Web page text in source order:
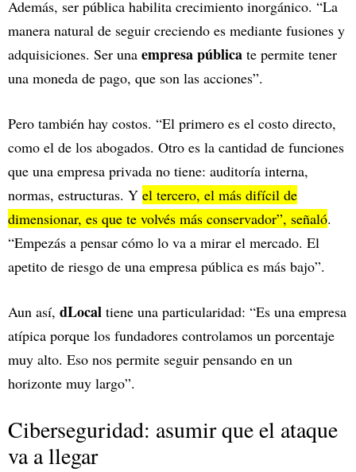
Además, ser pública habilita crecimiento inorgánico. “La
manera natural de seguir creciendo es mediante fusiones y
adquisiciones. Ser una empresa pública te permite tener
una moneda de pago, que son las acciones”.
Pero también hay costos. “El primero es el costo directo,
como el de los abogados. Otro es la cantidad de funciones
que una empresa privada no tiene: auditoría interna,
normas, estructuras. Y el tercero, el más difícil de
dimensionar, es que te volvés más conservador”, señaló.
“Empezás a pensar cómo lo va a mirar el mercado. El
apetito de riesgo de una empresa pública es más bajo”.
Aun así, dLocal tiene una particularidad: “Es una empresa
atípica porque los fundadores controlamos un porcentaje
muy alto. Eso nos permite seguir pensando en un
horizonte muy largo”.
Ciberseguridad: asumir que el ataque
va a llegar